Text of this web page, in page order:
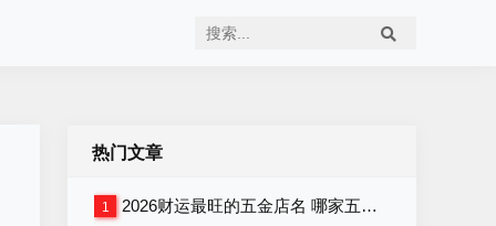
热门文章
1 2026财运最旺的五金店名 哪家五金店将在2026年财运最旺